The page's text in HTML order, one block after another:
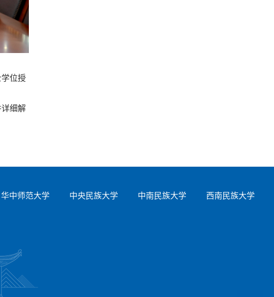
位授
细解
华中师范大学 中央民族大学 中南民族大学 西南民族大学